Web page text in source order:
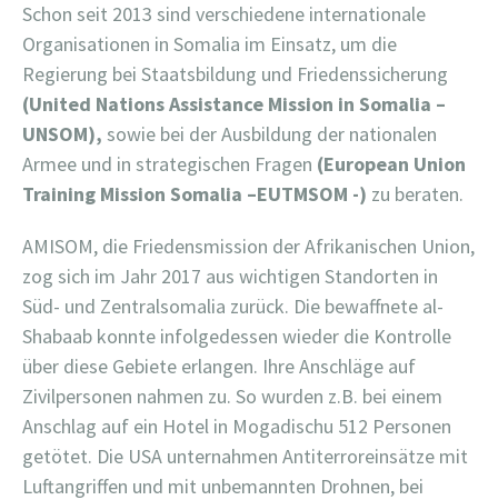
Schon seit 2013 sind verschiedene internationale
Organisationen in Somalia im Einsatz, um die
Regierung bei Staatsbildung und Friedenssicherung
(United Nations Assistance Mission in Somalia –
UNSOM), sowie bei der Ausbildung der nationalen
Armee und in strategischen Fragen (European Union
Training Mission Somalia –EUTMSOM -) zu beraten.
AMISOM, die Friedensmission der Afrikanischen Union,
zog sich im Jahr 2017 aus wichtigen Standorten in
Süd- und Zentralsomalia zurück. Die bewaffnete al-
Shabaab konnte infolgedessen wieder die Kontrolle
über diese Gebiete erlangen. Ihre Anschläge auf
Zivilpersonen nahmen zu. So wurden z.B. bei einem
Anschlag auf ein Hotel in Mogadischu 512 Personen
getötet. Die USA unternahmen Antiterroreinsätze mit
Luftangriffen und mit unbemannten Drohnen, bei